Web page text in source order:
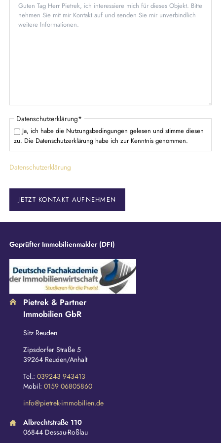
P
f
l
h
f
e
Datenschutzerklärung*
Ja, ich habe die Nutzungsbedingungen gelesen und stimme diesen
zu. Die Datenschutzerklärung habe ich zur Kenntnis genommen.
Datenschutzerklärung
JETZT KONTAKT AUFNEHMEN
Geprüfter Immobilienmakler (DFI)
Pietrek & Partner
Immobilien GbR
Sitz Reuden
Zipsdorfer Straße 5
39264 Reuden/Anhalt
Tel.: 039243 943413
Mobil: 0159 06805860
info@pietrek-immobilien.de
Albrechtstraße 110
06844 Dessau-Roßlau